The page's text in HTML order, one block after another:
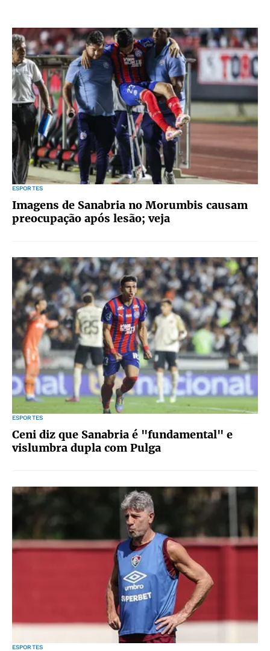
ESPORTES
Imagens de Sanabria no Morumbis causam
preocupação após lesão; veja
ESPORTES
Ceni diz que Sanabria é "fundamental" e
vislumbra dupla com Pulga
ESPORTES